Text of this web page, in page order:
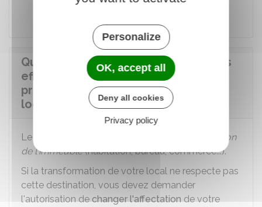
Quelles démarches supplémentaires
effectuer pour transformer un local
professionnel ou commercial en
logement s'il est en copropriété ?
Le
destination
de l'immeuble(habitation, bureau, commerce...).
Si la transformation de votre local ne respecte pas
cette destination, vous devez demander
l'autorisation dechanger l'affectationde votre
Personalize
OK, accept all
Deny all cookies
Privacy policy